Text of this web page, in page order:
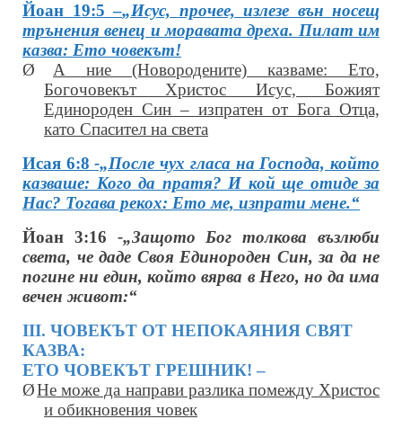
Йоан 19:5 –„Исус, прочее, излезе вън носещ
трънения венец и моравата дреха. Пилат им
казва: Ето човекът!
Ø
А ние (Новородените) казваме: Ето,
Богочовекът Христос Исус, Божият
Единороден Син – изпратен от Бога Отца,
като Спасител на света
Исая 6:8-„После чух гласа на Господа, който
казваше: Кого да пратя? И кой ще отиде за
Нас? Тогава рекох: Ето ме, изпрати мене.“
Йоан 3:16 -„Защото Бог толкова възлюби
света, че даде Своя Единороден Син, за да не
погине ни един, който вярва в Него, но да има
вечен живот:“
ІІІ. ЧОВЕКЪТ ОТ НЕПОКАЯНИЯ СВЯТ
КАЗВА:
ЕТО ЧОВЕКЪТ ГРЕШНИК! –
ØНе може да направи разлика помежду Христос
и обикновения човек